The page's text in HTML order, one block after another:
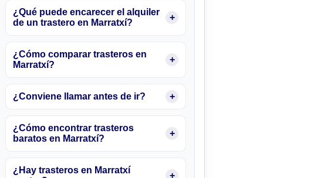
¿Qué puede encarecer el alquiler
de un trastero en Marratxí?
¿Cómo comparar trasteros en
Marratxí?
¿Conviene llamar antes de ir?
¿Cómo encontrar trasteros
baratos en Marratxí?
¿Hay trasteros en Marratxí